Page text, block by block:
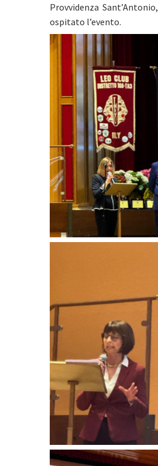
Provvidenza
ospitato l’evento.
No Caption
No Caption